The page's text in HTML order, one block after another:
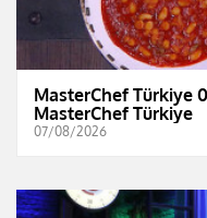
MasterChef Türkiye
MasterChef Türkiye
07/08/2026